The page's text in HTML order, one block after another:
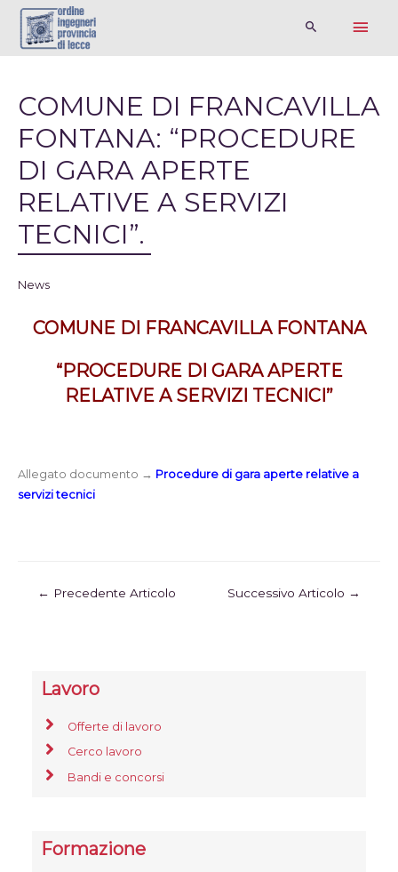
COMUNE DI FRANCAVILLA
FONTANA: “PROCEDURE
DI GARA APERTE
RELATIVE A SERVIZI
TECNICI”.
News
COMUNE DI FRANCAVILLA FONTANA
“PROCEDURE DI GARA APERTE
RELATIVE A SERVIZI TECNICI”
Allegato documento → Procedure di gara aperte relative a
servizi tecnici
← Precedente Articolo Successivo Articolo →
Lavoro
Offerte di lavoro
Cerco lavoro
Bandi e concorsi
Formazione